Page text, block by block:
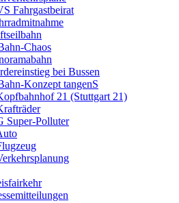
Fahrgastbeirat
Chaos
bei Bussen
Konzept tangenS
21 (Stuttgart 21)
Super-Polluter